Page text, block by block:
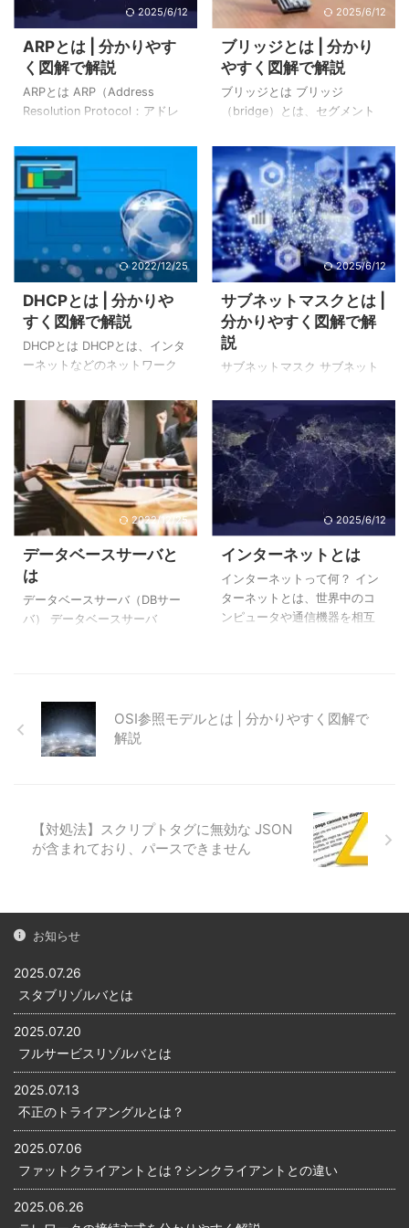
2025/6/12
ARPとは | 分かりやす
く図解で解説
ARPとは ARP（Address
Resolution Protocol：アドレ
ドレス（IPv4）からOSI参照モ
デルのデータリンク層で使用
するMACアドレスを取得する
ためのプロトコルです。 イン
ターネット上で通信を行うた
めには、IPアドレスとMACア
ドレスが必要です。 上記のイ
メージ例の通り、IPアドレスは
最終地点の宛先を指定してい
ますが、MACアドレスは次の
宛先を指定しています。 IPア
ドレスは、コンピュータの位
ネット上の住所、それに対し
てMA ...
2025/6/12
ブリッジとは | 分かり
やすく図解で解説
ブリッジとは ブリッジ
（bridge）とは、セグメント
パケットの「MACアドレス」
を確認し、必要があれば他の
セグメントへとパケットを流
す役割を持ちます。 OSI参照モ
デルではデータリンク層（レ
イヤ2）、TCP/IPの階層モデル
ではネットワークインタフェ
ース層で使用されるネットワ
ーク機器です。 ブリッジには
「MACアドレス」を学習する
機能があり、流れてきたパケ
ットを監視することで、ブリ
ュータがどのセグメントに属
しているか「MACアドレス」
を記憶します。 ※ ...
2022/12/25
DHCPとは | 分かりや
すく図解で解説
DHCPとは DHCPとは、インタ
ーネットなどのネットワーク
ータに、IPアドレスなど必要な
情報を自動的に割り当てるプ
ロトコルです。 インターネッ
トなどのネットワークに接続
し通信をおこなうためには、IP
アドレスと呼ばれるインター
ネット上の住所が必要です。
郵便物を送るときに「送り元
住所」と「送り先住所」が必
要なのと同じで、コンピュー
タ間で通信する際は「送信元IP
アドレス」と「送信先IPアドレ
2025/6/12
サブネットマスクとは |
分かりやすく図解で解
説
サブネットマスク サブネット
「ネットワークアドレス」と
「ホストアドレス」を識別す
るための数値です。（※IPv4の
場合は32ビット、IPv6の場合
は128ビットの数値） ネット
ワークアドレスとは、ネット
ワークに付与されているIPアド
レス、そして ホストアドレス
はネットワーク内のコンピュ
ータ（ネットワーク機器）に
付与されているIPアドレスで
す。 私たちの生活で例える
...
2022/12/25
データベースサーバと
は
データベースサーバ（DBサー
バ） データベースサーバ
機能を提供するコンピュータ
のことを「サーバ」
（server）、そのサービスや機
ベースサーバは、アプリケー
ション開発では欠かせないデ
2025/6/12
インターネットとは
インターネットって何？ イン
ターネットとは、世界中のコ
ンピュータや通信機器を相互
モノが作られてきました。 例
きました。このようにインタ
ーネットを通じて世界中の
人々と通信することが可能に
OSI参照モデルとは | 分かりやすく図解で
解説
【対処法】スクリプトタグに無効な JSON
が含まれており、パースできません
お知らせ
2025.07.26
スタブリゾルバとは
2025.07.20
フルサービスリゾルバとは
2025.07.13
不正のトライアングルとは？
2025.07.06
ファットクライアントとは？シンクライアントとの違い
2025.06.26